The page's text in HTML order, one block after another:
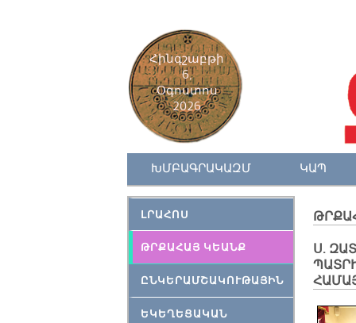
Հինգշաբթի
6,
Օգոստոս
2026
ԽՄԲԱԳՐԱԿԱԶՄ ԿԱՊ
ԼՐԱՀՈՍ
ԹՐՔԱՀԱՅ ԿԵԱՆՔ
ԸՆԿԵՐԱՄՇԱԿՈՒԹԱՅԻՆ
ԵԿԵՂԵՑԱԿԱՆ
Ս.